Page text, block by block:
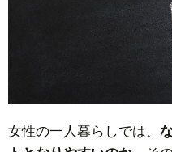
女性の一人暮らしでは、